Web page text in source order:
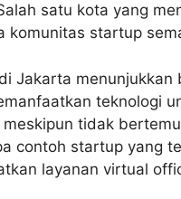
satu kota yang
komunitas startup
Jakarta
teknologi
tidak
contoh startup yang
layanan virtual